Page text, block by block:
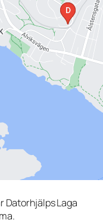
Datorhjälps Laga